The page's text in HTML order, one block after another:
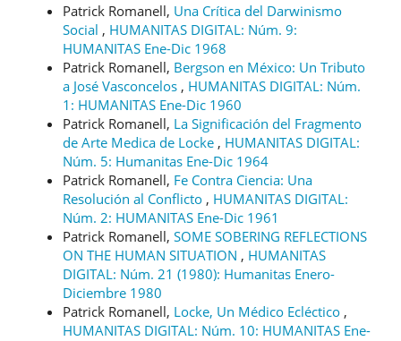
Patrick Romanell, Una Crítica del Darwinismo
Social , HUMANITAS DIGITAL: Núm. 9:
HUMANITAS Ene-Dic 1968
Patrick Romanell, Bergson en México: Un Tributo
a José Vasconcelos , HUMANITAS DIGITAL: Núm.
1: HUMANITAS Ene-Dic 1960
Patrick Romanell, La Significación del Fragmento
de Arte Medica de Locke , HUMANITAS DIGITAL:
Núm. 5: Humanitas Ene-Dic 1964
Patrick Romanell, Fe Contra Ciencia: Una
Resolución al Conflicto , HUMANITAS DIGITAL:
Núm. 2: HUMANITAS Ene-Dic 1961
Patrick Romanell, SOME SOBERING REFLECTIONS
ON THE HUMAN SITUATION , HUMANITAS
DIGITAL: Núm. 21 (1980): Humanitas Enero-
Diciembre 1980
Patrick Romanell, Locke, Un Médico Ecléctico ,
HUMANITAS DIGITAL: Núm. 10: HUMANITAS Ene-